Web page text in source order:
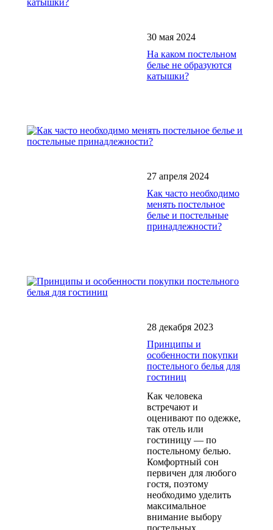
30 мая 2024
На каком постельном
белье не образуются
катышки?
27 апреля 2024
Как часто необходимо
менять постельное
белье и постельные
принадлежности?
28 декабря 2023
Принципы и
особенности покупки
постельного белья для
гостиниц
Как человека
встречают и
оценивают по одежке,
так отель или
гостиницу — по
постельному белью.
Комфортный сон
первичен для любого
гостя, поэтому
необходимо уделить
максимальное
внимание выбору
постельных